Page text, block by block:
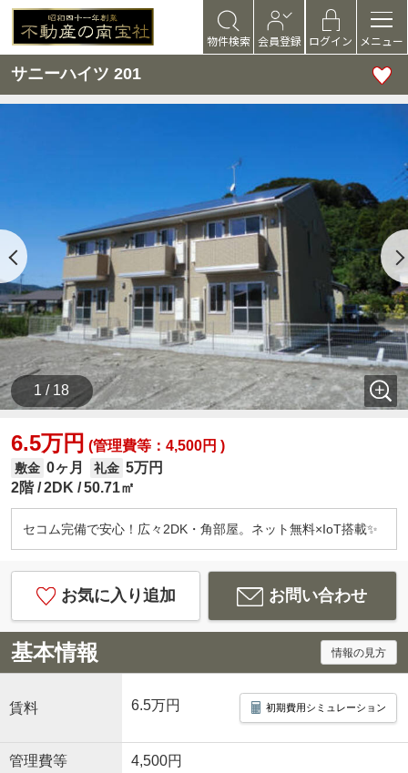
物件検索 会員登録 ログイン メニュー
サニーハイツ 201
1 / 18
6.5万円 (管理費等：4,500円 )
敷金 0ヶ月 礼金 5万円
2階 2DK 50.71㎡
セコム完備で安心！広々2DK・角部屋。ネット無料×IoT搭載✨
お気に入り追加 お問い合わせ
基本情報 情報の見方
賃料 6.5万円 初期費用シミュレーション
管理費等 4,500円